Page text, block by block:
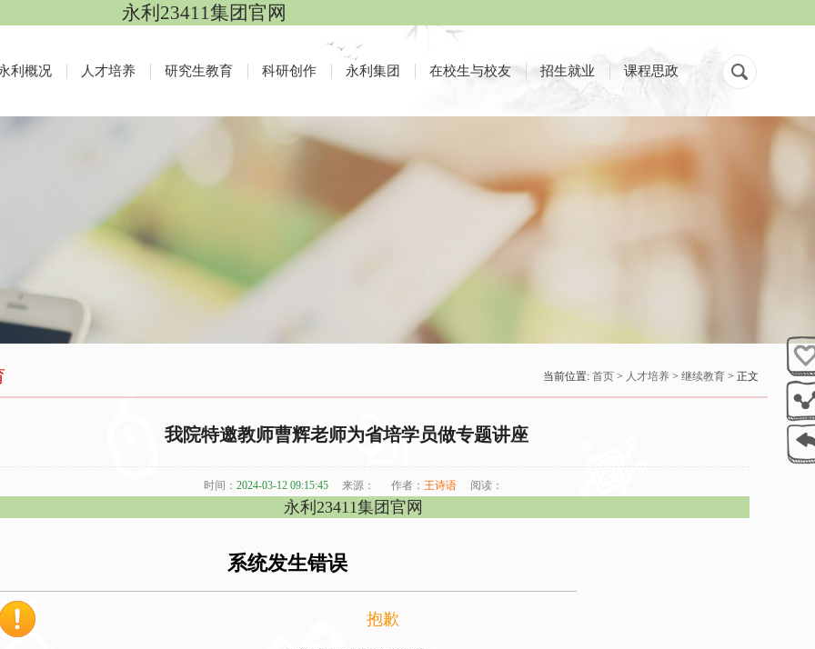
永利23411集团官网
利概况 人才培养 研究生教育 科研创作 永利集团 在校生与校友 招生就业 课程思政
当前位置: 首页> 人才培养> 继续教育> 正文
我院特邀教师曹辉老师为省培学员做专题讲座
时间：2024-03-12 09:15:45 来源： 作者：王诗语 阅读：
永利23411集团官网
系统发生错误
抱歉